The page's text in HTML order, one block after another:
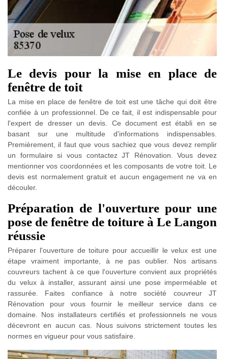
Le devis pour la mise en place de
fenêtre de toit
La mise en place de fenêtre de toit est une tâche qui doit être
confiée à un professionnel. De ce fait, il est indispensable pour
l'expert de dresser un devis. Ce document est établi en se
basant sur une multitude d'informations indispensables.
Premièrement, il faut que vous sachiez que vous devez remplir
un formulaire si vous contactez JT Rénovation. Vous devez
mentionner vos coordonnées et les composants de votre toit. Le
devis est normalement gratuit et aucun engagement ne va en
découler.
Préparation de l'ouverture pour une
pose de fenêtre de toiture à Le Langon
réussie
Préparer l'ouverture de toiture pour accueillir le velux est une
étape vraiment importante, à ne pas oublier. Nos artisans
couvreurs tachent à ce que l'ouverture convient aux propriétés
du velux à installer, assurant ainsi une pose imperméable et
rassurée. Faites confiance à notre société couvreur JT
Rénovation pour vous fournir le meilleur service dans ce
domaine. Nos installateurs certifiés et professionnels ne vous
décevront en aucun cas. Nous suivons strictement toutes les
normes en vigueur pour vous satisfaire.